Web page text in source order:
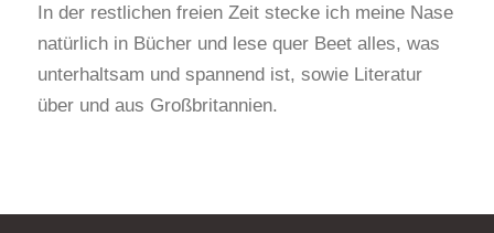
In der restlichen freien Zeit stecke ich meine Nase
natürlich in Bücher und lese quer Beet alles, was
unterhaltsam und spannend ist, sowie Literatur
über und aus Großbritannien.